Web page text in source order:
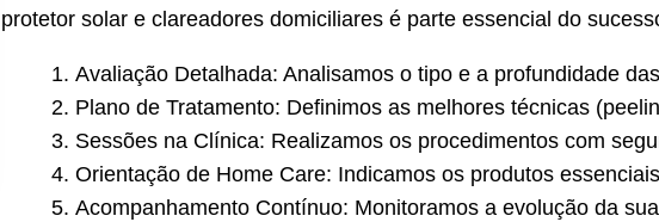
protetor solar e clareadores domiciliares é parte essencial do
Avaliação Detalhada: Analisamos o tipo e a profundidade
Plano de Tratamento: Definimos as melhores técnicas
Sessões na Clínica: Realizamos os procedimentos com
Orientação de Home Care: Indicamos os produtos
Acompanhamento Contínuo: Monitoramos a evolução da